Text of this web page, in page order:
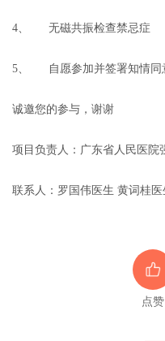
4、 无磁共振检查禁忌症
5、 自愿参加并签署知情
诚邀您的参与，谢谢
项目负责人：广东省人民医院
联系人：罗国伟医生 黄词桂医
点赞